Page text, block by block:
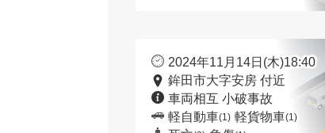
2024年11月14日(木)18:40
鉾田市大字安房 付近
車両相互 小破事故
軽自動車(1) 軽貨物車(1)